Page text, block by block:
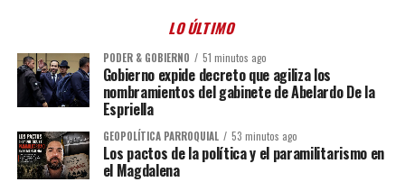
LO ÚLTIMO
PODER & GOBIERNO 51 minutos ago
Gobierno expide decreto que agiliza los
nombramientos del gabinete de Abelardo De la
Espriella
GEOPOLÍTICA PARROQUIAL 53 minutos ago
Los pactos de la política y el paramilitarismo en
el Magdalena